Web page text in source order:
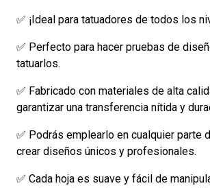
✅ ¡Ideal para tatuadores de todos los
✅ Perfecto para hacer pruebas de
tatuarlos.
✅ Fabricado con materiales de alta
garantizar una transferencia nítida y
✅ Podrás emplearlo en cualquier parte
crear diseños únicos y profesionales.
✅ Cada hoja es suave y fácil de